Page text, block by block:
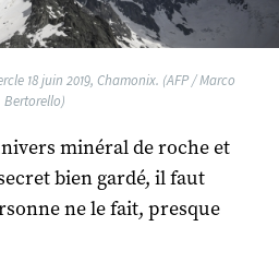
18 juin 2019, Chamonix. (AFP / Marco
Bertorello)
minéral de roche et
bien gardé, il faut
ne le fait, presque